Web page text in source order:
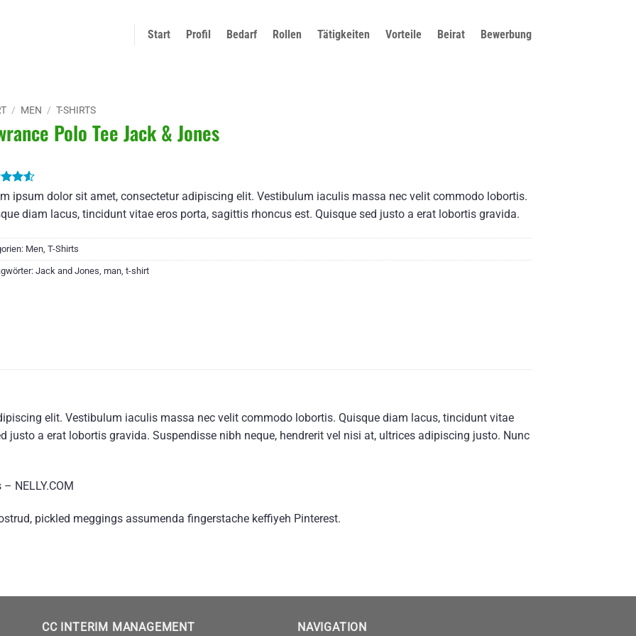
Start Profil Bedarf Rollen Tätigkeiten Vorteile Beirat Bewerbung
/ MEN / T-SHIRTS
Polo Tee Jack & Jones
ipsum dolor sit amet, consectetur adipiscing elit. Vestibulum iaculis massa nec velit commodo lobortis.
diam lacus, tincidunt vitae eros porta, sagittis rhoncus est. Quisque sed justo a erat lobortis gravida.
Men T-Shirts
Jack and Jones man t-shirt
elit. Vestibulum iaculis massa nec velit commodo lobortis. Quisque diam lacus, tincidunt vitae
justo a erat lobortis gravida. Suspendisse nibh neque, hendrerit vel nisi at, ultrices adipiscing justo. Nunc
NELLY.COM
pickled meggings assumenda fingerstache keffiyeh Pinterest.
CC INTERIM MANAGEMENT NAVIGATION